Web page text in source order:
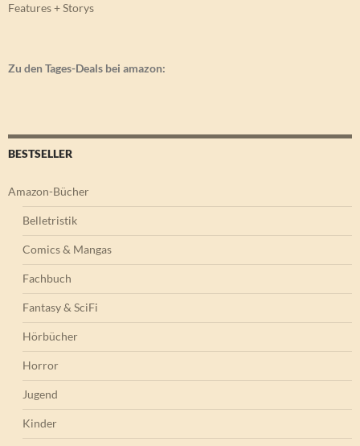
Features + Storys
Zu den Tages-Deals bei amazon:
BESTSELLER
Amazon-Bücher
Belletristik
Comics & Mangas
Fachbuch
Fantasy & SciFi
Hörbücher
Horror
Jugend
Kinder